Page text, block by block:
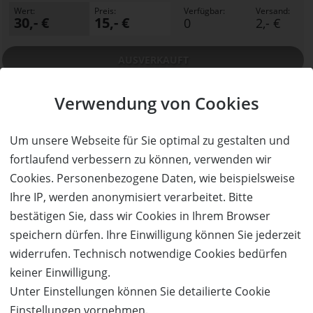
Verwendung von Cookies
Um unsere Webseite für Sie optimal zu gestalten und
fortlaufend verbessern zu können, verwenden wir
Cookies. Personenbezogene Daten, wie beispielsweise
Ihre IP, werden anonymisiert verarbeitet. Bitte
bestätigen Sie, dass wir Cookies in Ihrem Browser
speichern dürfen. Ihre Einwilligung können Sie jederzeit
widerrufen. Technisch notwendige Cookies bedürfen
keiner Einwilligung.
Unter Einstellungen können Sie detailierte Cookie
Wert:
30,- €
Preis:
15,- €
Verfügbar:
0
Versand:
2,- €
Oktoberfest Recklinghausen
Das größte Oktoberfest im VEST! Jetzt zwei Steher-
Tickets für den 30.09.2016 zum Preis von einem
sichern!
AUSVERKAUFT
Gutschein 50% Rabatt